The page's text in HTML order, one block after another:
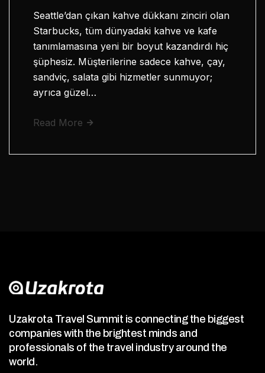
Seattle’dan çıkan kahve dükkanı zinciri olan
Starbucks, tüm dünyadaki kahve ve kafe
tanımlamasına yeni bir boyut kazandırdı hiç
şüphesiz. Müşterilerine sadece kahve, çay,
sandviç, salata gibi hizmetler sunmuyor;
ayrıca güzel…
Read More
Uzakrota Travel Summit is connecting the biggest
companies with the brightest minds and
professionals of the travel industry around the
world.